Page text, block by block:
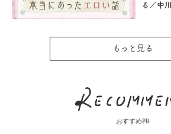
る／中
もっと見る
おすすめPR